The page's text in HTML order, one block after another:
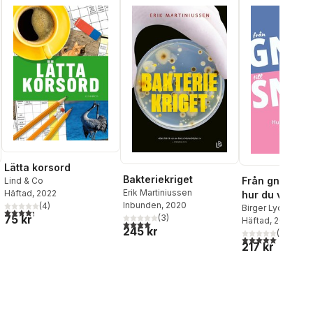
röster:
Lätta korsord
Lind & Co
Häftad, 2022
4,3utav 5 stjärnor. Totalt antal röster:
(4)
75 kr
Bakteriekriget
Erik Martiniussen
Inbunden, 2020
4,0utav 5 stjärnor. Totalt antal röster:
(3)
245 kr
Från gnäll till
hur du vinner
vilja andra väl
Birger Lycken
Häftad, 2025
5,0utav 5(
217 kr